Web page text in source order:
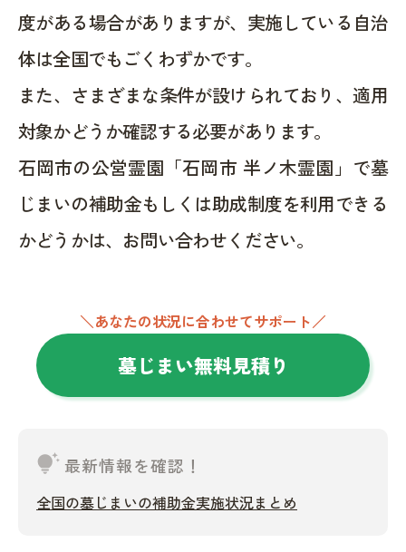
度がある場合がありますが、実施している自治
体は全国でもごくわずかです。
また、さまざまな条件が設けられており、適用
対象かどうか確認する必要があります。
石岡市の公営霊園「石岡市 半ノ木霊園」で墓
じまいの補助金もしくは助成制度を利用できる
かどうかは、お問い合わせください。
＼あなたの状況に合わせてサポート／
墓じまい無料見積り
tips_and_updates 最新情報を確認！
全国の墓じまいの補助金実施状況まとめ